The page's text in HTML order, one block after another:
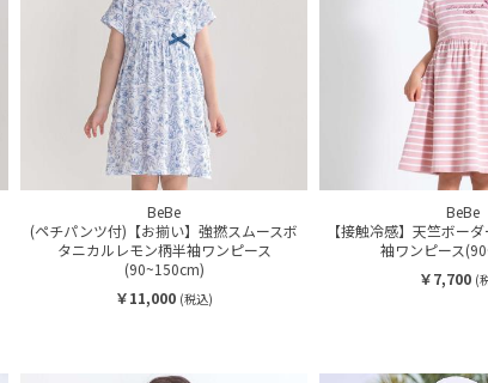
BeBe
(ペチパンツ付)【お揃い】強撚スムースボ
タニカルレモン柄半袖ワンピース
(90~150cm)
￥11,000 (税込)
BeBe
【接触冷感】天竺ボー
袖ワンピース
￥7,700 (